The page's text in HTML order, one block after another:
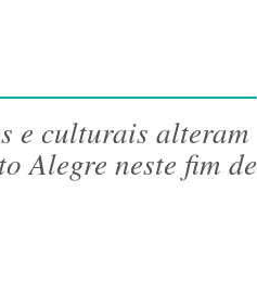
e culturais alteram
Alegre neste fim de